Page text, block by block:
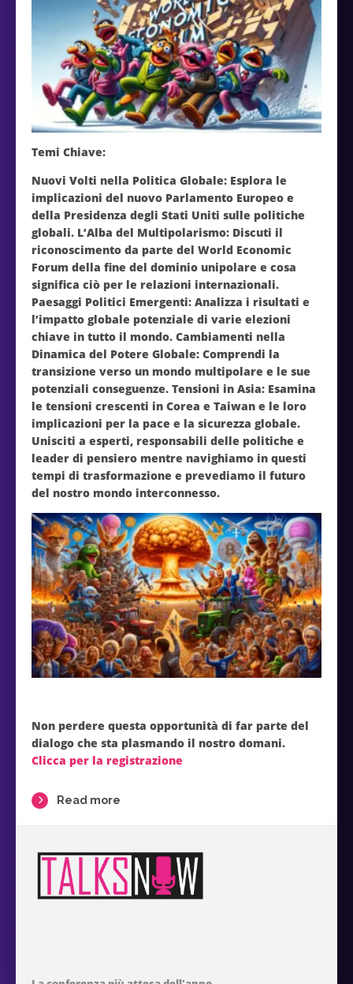
Temi Chiave:
Nuovi Volti nella Politica Globale: Esplora le
implicazioni del nuovo Parlamento Europeo e
della Presidenza degli Stati Uniti sulle politiche
globali. L’Alba del Multipolarismo: Discuti il
riconoscimento da parte del World Economic
Forum della fine del dominio unipolare e cosa
significa ciò per le relazioni internazionali.
Paesaggi Politici Emergenti: Analizza i risultati e
l’impatto globale potenziale di varie elezioni
chiave in tutto il mondo. Cambiamenti nella
Dinamica del Potere Globale: Comprendi la
transizione verso un mondo multipolare e le sue
potenziali conseguenze. Tensioni in Asia: Esamina
le tensioni crescenti in Corea e Taiwan e le loro
implicazioni per la pace e la sicurezza globale.
Unisciti a esperti, responsabili delle politiche e
leader di pensiero mentre navighiamo in questi
tempi di trasformazione e prevediamo il futuro
del nostro mondo interconnesso.
Non perdere questa opportunità di far parte del
dialogo che sta plasmando il nostro domani.
Clicca per la registrazione
Read more